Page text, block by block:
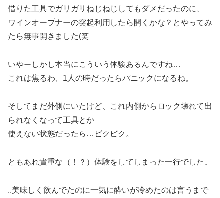
借りた工具でガリガリねじねじしてもダメだったのに、
ワインオープナーの突起利用したら開くかな？とやってみ
たら無事開きました(笑
いやーしかし本当にこういう体験あるんですね…
これは焦るわ、1人の時だったらパニックになるね。
そしてまだ外側にいたけど、これ内側からロック壊れて出
られなくなって工具とか
使えない状態だったら…ビクビク。
ともあれ貴重な（！？）体験をしてしまった一行でした。
..美味しく飲んでたのに一気に酔いが冷めたのは言うまで